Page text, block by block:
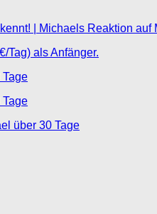
| Michaels Reaktion auf
Tag) als Anfänger.
über 30 Tage